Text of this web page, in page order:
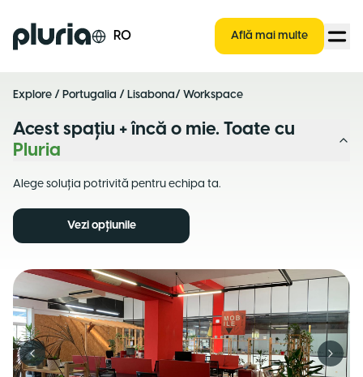
Logo Pluria RO Află mai multe
Explore / Portugalia / Lisabona/ Workspace
Acest spațiu + încă o mie. Toate cu
Pluria
Alege soluția potrivită pentru echipa ta.
Vezi opțiunile
Previous slide Next